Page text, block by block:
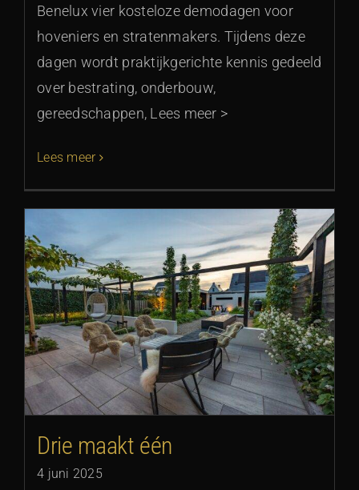
Benelux vier kosteloze demodagen voor
hoveniers en stratenmakers. Tijdens deze
dagen wordt praktijkgerichte kennis gedeeld
over bestrating, onderbouw,
gereedschappen, Lees meer >
Lees meer
Drie maakt één
4 juni 2025